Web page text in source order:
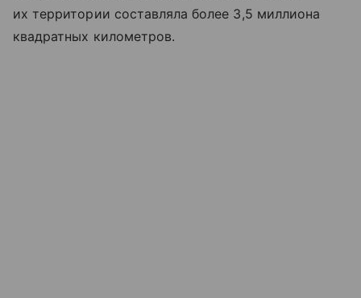
их территории составляла более 3,5 миллиона
квадратных километров.